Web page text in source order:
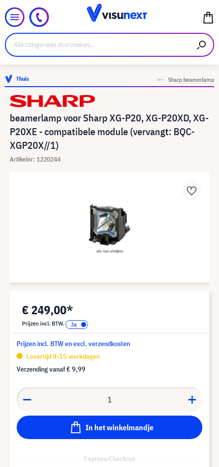
Thuis Sharp beamerlamp
beamerlamp voor Sharp XG-P20, XG-P20XD, XG-
P20XE - compatibele module (vervangt: BQC-
XGP20X//1)
Artikelnr: 1220244
€ 249,00*
Prijzen incl. BTW.
Prijzen incl. BTW en excl. verzendkosten
Levertijd 8-15 werkdagen
Verzending vanaf€ 9,99
In het winkelmandje
Express-Checkout